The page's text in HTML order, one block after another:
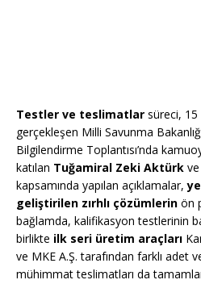
Testler ve teslimatlar süreci,
gerçekleşen Milli Savunma
Bilgilendirme Toplantısı’nda
katılan Tuğamiral Zeki Aktürk
kapsamında yapılan açıklamalar,
geliştirilen zırhlı çözümlerin ön
bağlamda, kalifikasyon testlerinin
birlikte ilk seri üretim araçları
ve MKE A.Ş. tarafından farklı adet
mühimmat teslimatları da